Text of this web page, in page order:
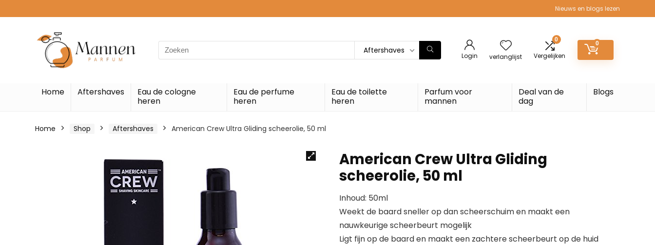
Nieuws en blogs lezen
Search
for:
Aftershaves
Login verlanglijst
0
Vergelijken
0
Home Aftershaves
Eau de cologne
heren
Eau de perfume
heren
Eau de toilette
heren
Parfum voor
mannen
Deal van de
dag
Blogs
Home Shop Aftershaves American Crew Ultra Gliding scheerolie, 50 ml
American Crew Ultra Gliding
scheerolie, 50 ml
Inhoud: 50ml
Weekt de baard sneller op dan scheerschuim en maakt een
nauwkeurige scheerbeurt mogelijk
Ligt fijn op de baard en maakt een zachtere scheerbeurt op de huid